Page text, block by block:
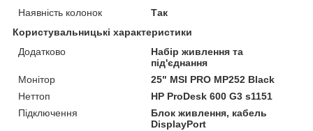
Наявність колонок
Так
Користувальницькі характеристики
Додатково
Набір живлення та
під'єднання
Монітор
25" MSI PRO MP252 Black
Неттоп
HP ProDesk 600 G3 s1151
Підключення
Блок живлення, кабель
DisplayPort